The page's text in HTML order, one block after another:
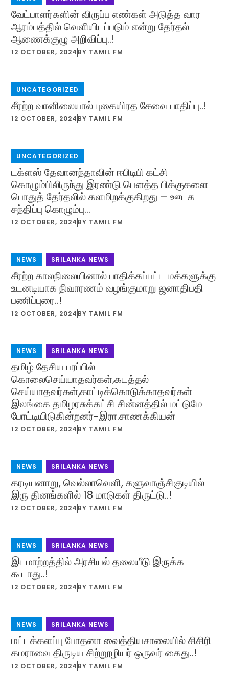
வேட்பாளர்களின் விருப்ப எண்கள் அடுத்த வார
ஆரம்பத்தில் வெளியிடப்படும் என்று தேர்தல்
ஆணைக்குழு அறிவிப்பு..!
12 OCTOBER, 2024 BY TAMIL FM
UNCATEGORIZED
சீரற்ற வானிலையால் புகையிரத சேவை பாதிப்பு..!
12 OCTOBER, 2024 BY TAMIL FM
UNCATEGORIZED
டக்ளஸ் தேவானந்தாவின் ஈபிடிபி கட்சி
கொழும்பிலிருந்து இரண்டு பௌத்த பிக்குகளை
பொதுத் தேர்தலில் களமிறக்குகிறது – ஊடக
சந்திப்பு கொழும்பு…
12 OCTOBER, 2024 BY TAMIL FM
NEWS SRILANKA NEWS
சீரற்ற காலநிலையினால் பாதிக்கப்பட்ட மக்களுக்கு
உடனடியாக நிவாரணம் வழங்குமாறு ஜனாதிபதி
பணிப்புரை..!
12 OCTOBER, 2024 BY TAMIL FM
NEWS SRILANKA NEWS
தமிழ் தேசிய பரப்பில்
கொலைசெய்யாதவர்கள்,கடத்தல்
செய்யாதவர்கள்,காட்டிக்கொடுக்காதவர்கள்
இலங்கை தமிழரசுக்கட்சி சின்னத்தில் மட்டுமே
போட்டியிடுகின்றனர்-இரா.சாணக்கியன்
12 OCTOBER, 2024 BY TAMIL FM
NEWS SRILANKA NEWS
கரடியனாறு, வெல்லாவெளி, களுவாஞ்சிகுடியில்
இரு தினங்களில் 18 மாடுகள் திருட்டு..!
12 OCTOBER, 2024 BY TAMIL FM
NEWS SRILANKA NEWS
இடமாற்றத்தில் அரசியல் தலையீடு இருக்க
கூடாது..!
12 OCTOBER, 2024 BY TAMIL FM
NEWS SRILANKA NEWS
மட்டக்களப்பு போதனா வைத்தியசாலையில் சிசிரி
கமராவை திருடிய சிற்றூழியர் ஒருவர் கைது..!
12 OCTOBER, 2024 BY TAMIL FM